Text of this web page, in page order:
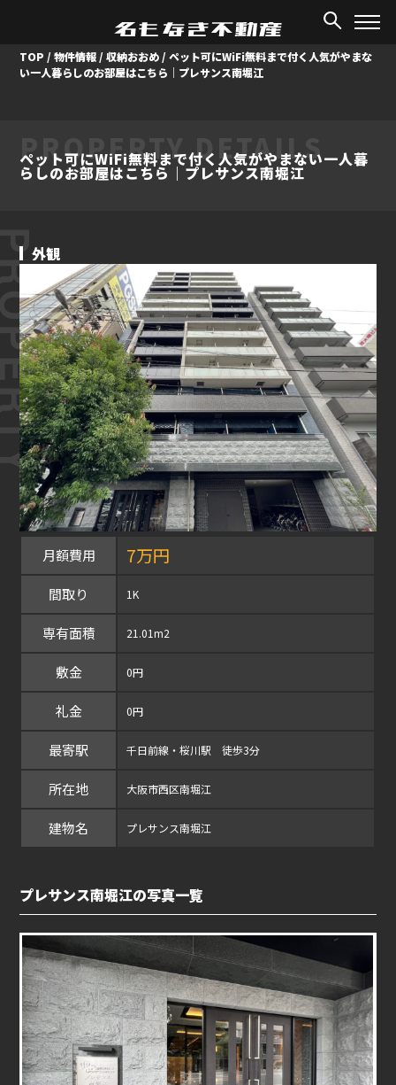
TOP /物件情報 /収納おおめ /ペット可にWiFi無料まで付く人気がやまな
い一人暮らしのお部屋はこちら｜プレサンス南堀江
PROPERTY DETAILS
ペット可にWiFi無料まで付く人気がやまない一人暮
らしのお部屋はこちら｜プレサンス南堀江
外観
月額費用 7万円
間取り 1K
専有面積 21.01m2
敷金 0円
礼金 0円
最寄駅 千日前線・桜川駅 徒歩3分
所在地 大阪市西区南堀江
建物名 プレサンス南堀江
プレサンス南堀江の写真一覧